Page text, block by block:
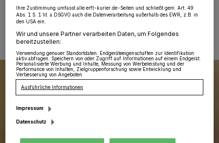
17.04.2018 , 08:22 Uhr Eine Minute Lesezeit
Ihre Zustimmung umfasst alle erft-kurier.de-Seiten und schließt gem. Art. 49
Abs. 1 S. 1 lit. a DSGVO auch die Datenverarbeitung außerhalb des EWR, z.B. in
den USA ein.
Wir und unsere Partner verarbeiten Daten, um Folgendes
bereitzustellen:
Verwendung genauer Standortdaten. Endgeräteeigenschaften zur Identifikation
aktiv abfragen. Speichern von oder Zugriff auf Informationen auf einem Endgerät.
Personalisierte Werbung und Inhalte, Messung von Werbeleistung und der
Performance von Inhalten, Zielgruppenforschung sowie Entwicklung und
Verbesserung von Angeboten.
Ausführliche Informationen
Impressum
Datenschutz